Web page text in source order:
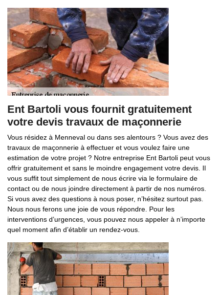
Ent Bartoli vous fournit gratuitement
votre devis travaux de maçonnerie
Vous résidez à Menneval ou dans ses alentours ? Vous avez des
travaux de maçonnerie à effectuer et vous voulez faire une
estimation de votre projet ? Notre entreprise Ent Bartoli peut vous
offrir gratuitement et sans le moindre engagement votre devis. Il
vous suffit tout simplement de nous écrire via le formulaire de
contact ou de nous joindre directement à partir de nos numéros.
Si vous avez des questions à nous poser, n’hésitez surtout pas.
Nous nous ferons une joie de vous répondre. Pour les
interventions d’urgences, vous pouvez nous appeler à n’importe
quel moment afin d’établir un rendez-vous.